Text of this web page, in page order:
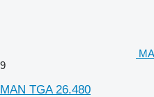
9
MAN TGA 26.480